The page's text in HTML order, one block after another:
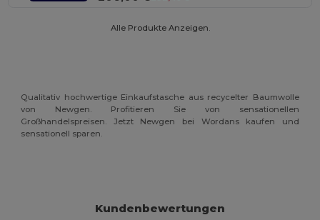
Alle Produkte Anzeigen.
Qualitativ hochwertige Einkaufstasche aus recycelter Baumwolle
von Newgen. Profitieren Sie von sensationellen
Großhandelspreisen. Jetzt Newgen bei Wordans kaufen und
sensationell sparen.
Kundenbewertungen